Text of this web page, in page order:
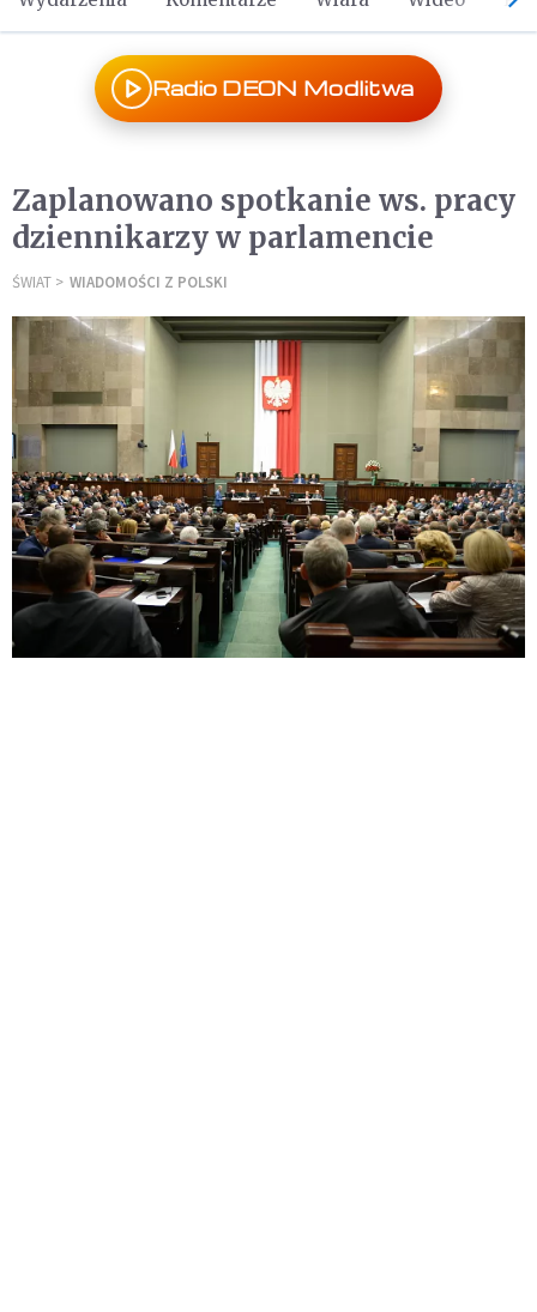
Radio DEON Modlitwa
Zaplanowano spotkanie ws. pracy
dziennikarzy w parlamencie
ŚWIAT WIADOMOŚCI Z POLSKI